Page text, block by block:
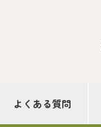
よくある質問